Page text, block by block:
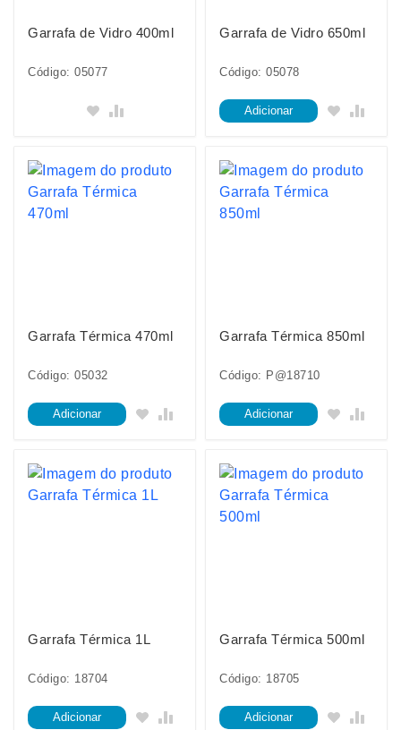
Garrafa de Vidro 400ml
Código: 05077
Garrafa de Vidro 650ml
Código: 05078
Adicionar
Garrafa Térmica 470ml
Código: 05032
Adicionar
Garrafa Térmica 850ml
Código: P@18710
Adicionar
Garrafa Térmica 1L
Código: 18704
Adicionar
Garrafa Térmica 500ml
Código: 18705
Adicionar